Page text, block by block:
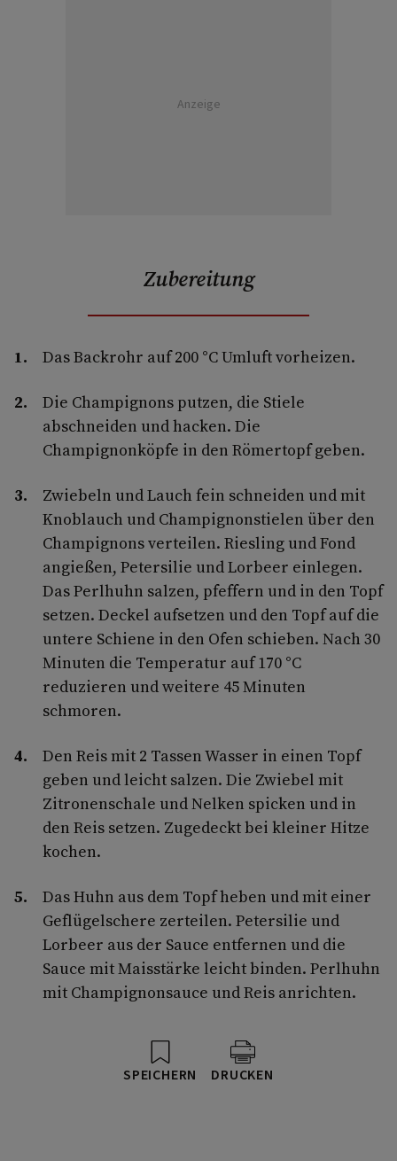
Anzeige
Zubereitung
Das Backrohr auf 200 °C Umluft vorheizen.
Die Champignons putzen, die Stiele
abschneiden und hacken. Die
Champignonköpfe in den Römertopf geben.
Zwiebeln und Lauch fein schneiden und mit
Knoblauch und Champignonstielen über den
Champignons verteilen. Riesling und Fond
angießen, Petersilie und Lorbeer einlegen.
Das Perlhuhn salzen, pfeffern und in den Topf
setzen. Deckel aufsetzen und den Topf auf die
untere Schiene in den Ofen schieben. Nach 30
Minuten die Temperatur auf 170 °C
reduzieren und weitere 45 Minuten
schmoren.
Den Reis mit 2 Tassen Wasser in einen Topf
geben und leicht salzen. Die Zwiebel mit
Zitronenschale und Nelken spicken und in
den Reis setzen. Zugedeckt bei kleiner Hitze
kochen.
Das Huhn aus dem Topf heben und mit einer
Geflügelschere zerteilen. Petersilie und
Lorbeer aus der Sauce entfernen und die
Sauce mit Maisstärke leicht binden. Perlhuhn
mit Champignonsauce und Reis anrichten.
SPEICHERN DRUCKEN